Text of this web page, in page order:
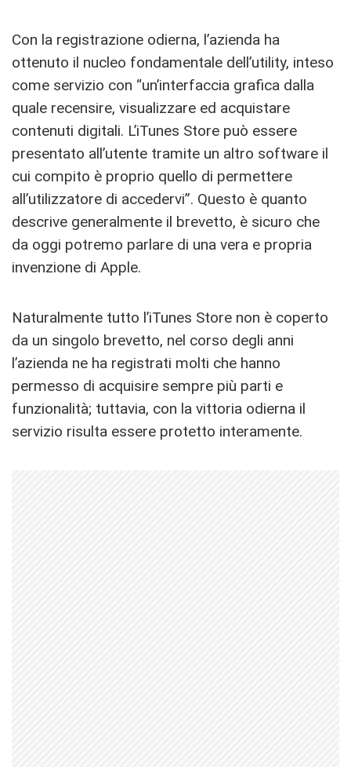
Con la registrazione odierna, l’azienda ha
ottenuto il nucleo fondamentale dell’utility, inteso
come servizio con “un’interfaccia grafica dalla
quale recensire, visualizzare ed acquistare
contenuti digitali. L’iTunes Store può essere
presentato all’utente tramite un altro software il
cui compito è proprio quello di permettere
all’utilizzatore di accedervi”. Questo è quanto
descrive generalmente il brevetto, è sicuro che
da oggi potremo parlare di una vera e propria
invenzione di Apple.
Naturalmente tutto l’iTunes Store non è coperto
da un singolo brevetto, nel corso degli anni
l’azienda ne ha registrati molti che hanno
permesso di acquisire sempre più parti e
funzionalità; tuttavia, con la vittoria odierna il
servizio risulta essere protetto interamente.